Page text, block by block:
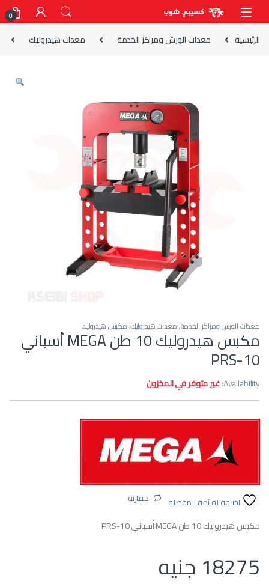
Skip to navigation
Skip to content
0
الرئيسية معدات الورش ومراكز الخدمة معدات هيدروليك
معدات الورش ومراكز الخدمة,معدات هيدروليك,مكبس هيدروليك
مكبس هيدروليك 10 طن MEGA أسباني
PRS-10
Availability: غير متوفر في المخزون
اضافة لقائمة المفضلة مقارنة
مكبس هيدروليك 10 طن MEGA أسباني PRS-10
18275 جنيه